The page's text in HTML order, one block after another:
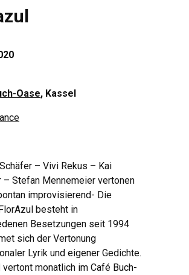
Oase, Kassel
– Vivi Rekus – Kai
– Stefan Mennemeier vertonen
improvisierend- Die
besteht in
Besetzungen seit 1994
sich der Vertonung
Lyrik und eigener Gedichte.
vertont monatlich im Café Buch-